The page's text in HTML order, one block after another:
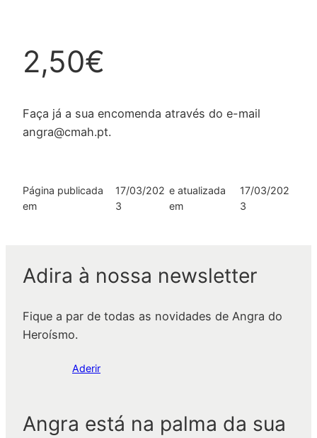
2,50€
Faça já a sua encomenda através do e-mail
angra@cmah.pt.
Página publicada
em
17/03/202
3
e atualizada
em
17/03/202
3
Adira à nossa newsletter
Fique a par de todas as novidades de Angra do
Heroísmo.
Aderir
Angra está na palma da sua